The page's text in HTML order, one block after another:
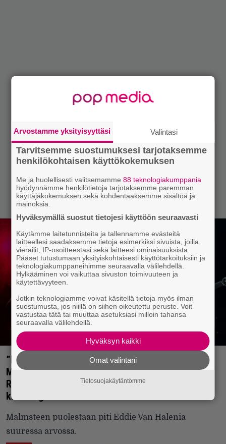
”Eddie oli soittanut promoottorille: ’Jos Yngwie
Malmsteen esiintyy, minä en esiinny'” –
Ruotsalaisvirtuoosi sanoo Van Halen -
kitaralegendan kokeneen hänet uhkana
Malmsteen puolestaan piti Eddie Van Halenia
suuressa arvossa.
Arvostamme yksityisyyttäsi Valintasi
Tarvitsemme suostumuksesi tarjotaksemme
henkilökohtaisen käyttökokemuksen
Me ja huolellisesti valitsemamme88 teknologiakumppania
hyödynnämme henkilötietoja tarjotaksemme paremman
käyttäjäkokemuksen sekä kohdentaaksemme sisältöä ja
mainoksia.
Hyväksymällä suostut tietojesi käyttöön seuraavasti
Käytämme laitetunnisteita ja tallennamme evästeitä
laitteellesi saadaksemme tietoja esimerkiksi sivuista, joilla
vierailit, IP-osoitteestasi sekä laitteesi ominaisuuksista.
Pääset tutustumaan yksityiskohtaisesti käyttötarkoituksiin ja
teknologiakumppaneihimme seuraavalla välilehdellä.
Hylkääminen voi vaikuttaa sivuston toimivuuteen ja
käytettävyyteen.
Jotkin teknologiamme voivat käsitellä tietoja myös ilman
suostumusta, jos niillä on siihen oikeutettu peruste. Voit
vastustaa tätä tai muuttaa asetuksiasi milloin tahansa
seuraavalla välilehdellä.
Hyväksyn kaikki
Omat valintani
Tietosuojakäytäntömme